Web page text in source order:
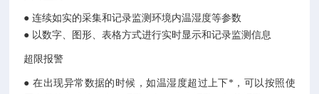
● 连续如实的采集和记录监测环境内温湿度等参数
● 以数字、图形、表格方式进行实时显示和记录监测信息
超限报警
● 在出现异常数据的时候，如温湿度超过上下*，可以按照使